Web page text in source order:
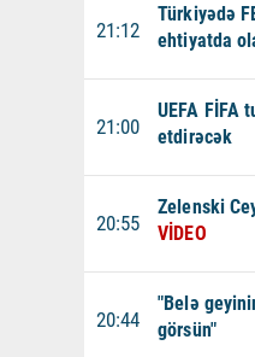
21:12
Türkiyədə
ehtiyatda
21:00
UEFA FİFA
etdirəcək
20:55
Zelenski
VİDEO
20:44
"Belə
görsün"